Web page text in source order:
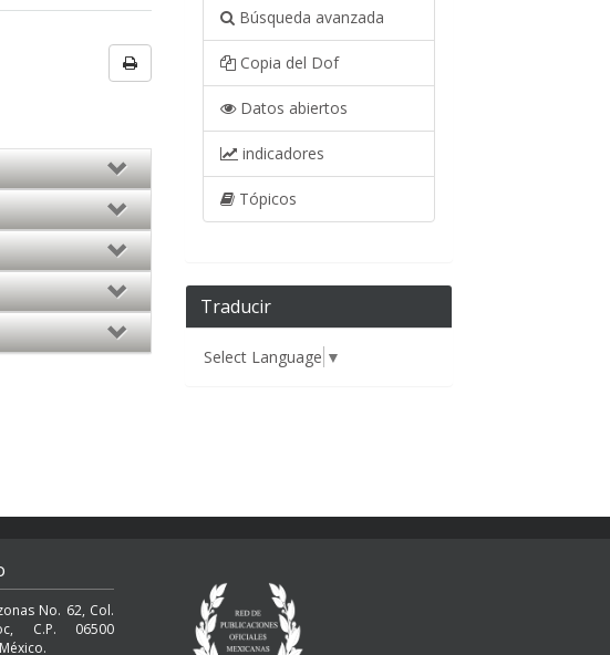
Búsqueda avanzada
Copia del Dof
Datos abiertos
indicadores
Tópicos
Traducir
Select Language ▼
No. 62, Col.
C.P. 06500